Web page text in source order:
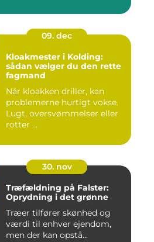
09. dec
Kloakmester i Kolding:
sådan vælger du den rette
fagmand
Når kloakken driller, kan
problemerne hurtigt vokse.
Lugt, oversvømmelser eller
rotter ...
30. nov
Træfældning på Falster:
Oprydning i det grønne
Træer tilfører skønhed og
værdi til enhver ejendom,
men der kan opstå...